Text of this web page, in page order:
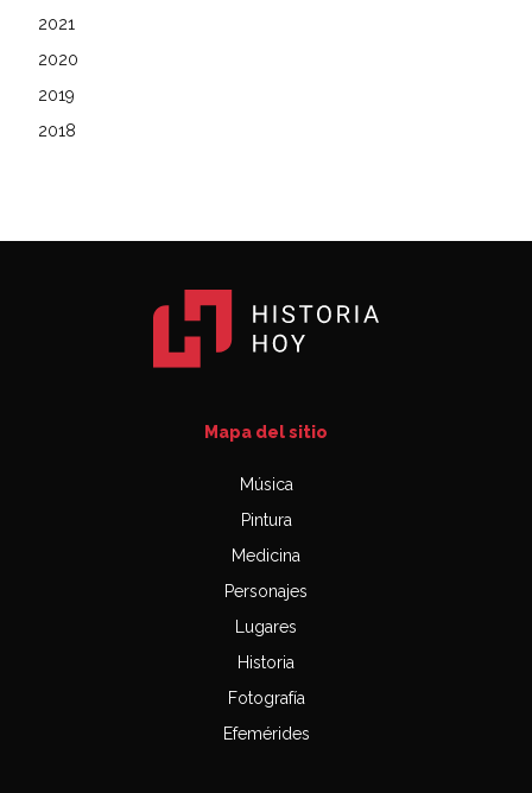
2021
2020
2019
2018
Mapa del sitio
Música
Pintura
Medicina
Personajes
Lugares
Historia
Fotografía
Efemérides